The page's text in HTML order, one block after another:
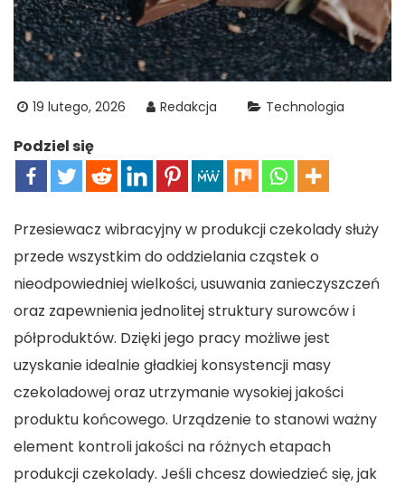
19 lutego, 2026 Redakcja Technologia
Podziel się
Przesiewacz wibracyjny w produkcji czekolady służy
przede wszystkim do oddzielania cząstek o
nieodpowiedniej wielkości, usuwania zanieczyszczeń
oraz zapewnienia jednolitej struktury surowców i
półproduktów. Dzięki jego pracy możliwe jest
uzyskanie idealnie gładkiej konsystencji masy
czekoladowej oraz utrzymanie wysokiej jakości
produktu końcowego. Urządzenie to stanowi ważny
element kontroli jakości na różnych etapach
produkcji czekolady. Jeśli chcesz dowiedzieć się, jak